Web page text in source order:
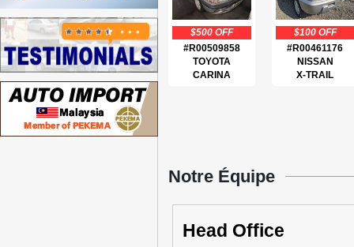
$500 OFF
#R00509858
TOYOTA
CARINA
$100 OFF
#R00461176
NISSAN
X-TRAIL
Notre Équipe
Head Office